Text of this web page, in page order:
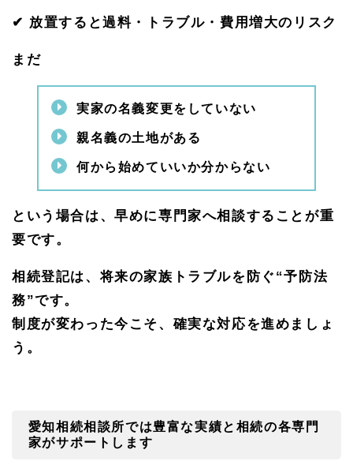
✔ 放置すると過料・トラブル・費用増大のリスク
まだ
実家の名義変更をしていない
親名義の土地がある
何から始めていいか分からない
という場合は、早めに専門家へ相談することが重
要です。
相続登記は、将来の家族トラブルを防ぐ “予防法
務”です。
制度が変わった今こそ、確実な対応を進めましょ
う。
愛知相続相談所では豊富な実績と相続の各専門
家がサポートします